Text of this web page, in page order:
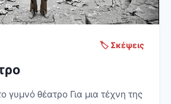
🏷️ Σκέψεις
γυμνό θέατρο Για μια τέχνη της